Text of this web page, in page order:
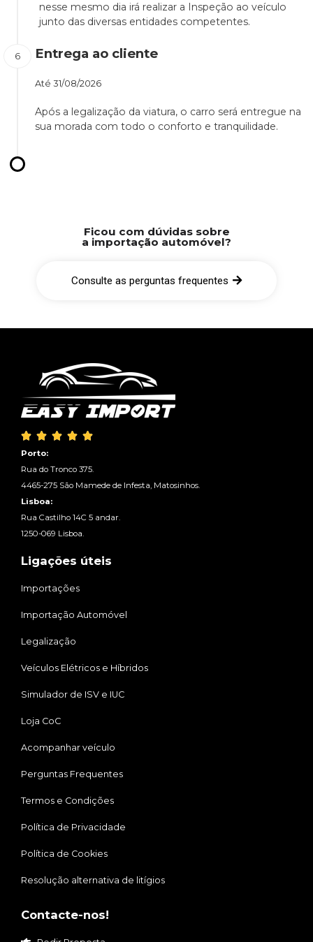
nesse mesmo dia irá realizar a Inspeção ao veículo
junto das diversas entidades competentes.
Entrega ao cliente
Até 31/08/2026
Após a legalização da viatura, o carro será entregue na
sua morada com todo o conforto e tranquilidade.
Ficou com dúvidas sobre
a importação automóvel?
Consulte as perguntas frequentes
    
Porto:
Rua do Tronco 375.
4465-275 São Mamede de Infesta, Matosinhos.
Lisboa:
Rua Castilho 14C 5 andar.
1250-069 Lisboa.
Ligações úteis
Importações
Importação Automóvel
Legalização
Veículos Elétricos e Híbridos
Simulador de ISV e IUC
Loja CoC
Acompanhar veículo
Perguntas Frequentes
Termos e Condições
Política de Privacidade
Política de Cookies
Resolução alternativa de litígios
Contacte-nos!